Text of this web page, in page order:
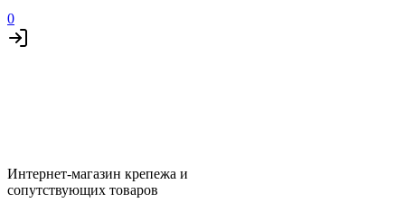
0
Интернет-магазин крепежа и
сопутствующих товаров